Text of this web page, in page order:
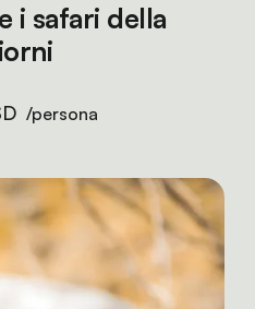
i safari della
/persona